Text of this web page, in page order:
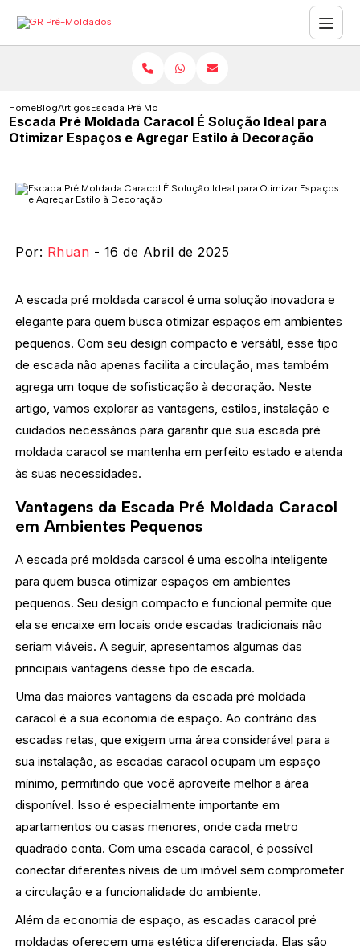
HomeBlogArtigosEscada Pré Moldada Caracol É Solução Ideal para
Escada Pré Moldada Caracol É Solução Ideal para
Otimizar Espaços e Agregar Estilo à Decoração
Por: Rhuan - 16 de Abril de 2025
A escada pré moldada caracol é uma solução inovadora e
elegante para quem busca otimizar espaços em ambientes
pequenos. Com seu design compacto e versátil, esse tipo
de escada não apenas facilita a circulação, mas também
agrega um toque de sofisticação à decoração. Neste
artigo, vamos explorar as vantagens, estilos, instalação e
cuidados necessários para garantir que sua escada pré
moldada caracol se mantenha em perfeito estado e atenda
às suas necessidades.
Vantagens da Escada Pré Moldada Caracol
em Ambientes Pequenos
A escada pré moldada caracol é uma escolha inteligente
para quem busca otimizar espaços em ambientes
pequenos. Seu design compacto e funcional permite que
ela se encaixe em locais onde escadas tradicionais não
seriam viáveis. A seguir, apresentamos algumas das
principais vantagens desse tipo de escada.
Uma das maiores vantagens da escada pré moldada
caracol é a sua economia de espaço. Ao contrário das
escadas retas, que exigem uma área considerável para a
sua instalação, as escadas caracol ocupam um espaço
mínimo, permitindo que você aproveite melhor a área
disponível. Isso é especialmente importante em
apartamentos ou casas menores, onde cada metro
quadrado conta. Com uma escada caracol, é possível
conectar diferentes níveis de um imóvel sem comprometer
a circulação e a funcionalidade do ambiente.
Além da economia de espaço, as escadas caracol pré
moldadas oferecem uma estética diferenciada. Elas são